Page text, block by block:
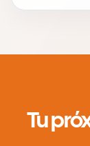
Tu